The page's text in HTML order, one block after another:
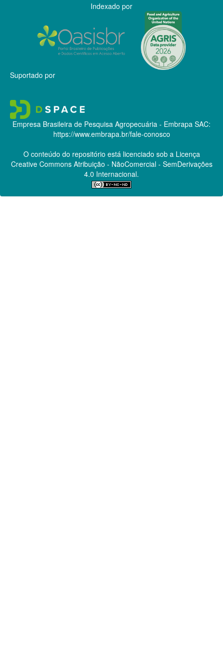
Indexado por
Suportado por
Empresa Brasileira de Pesquisa Agropecuária - Embrapa SAC:
https://www.embrapa.br/fale-conosco
O conteúdo do repositório está licenciado sob a Licença
Creative CommonsAtribuição - NãoComercial - SemDerivações
4.0 Internacional.